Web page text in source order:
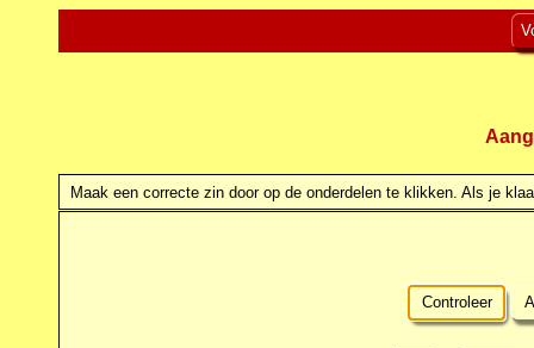
Maak een correcte zin door op de onderdelen te klikken. Als je
Controleer